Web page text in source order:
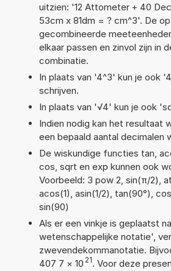
uitzien: '12 Attometer + 40
53cm x 81dm = ? cm^3'. De
gecombineerde
elkaar passen en zinvol zijn in
combinatie.
In plaats van '4^3' kun je ook
schrijven.
In plaats van '√4' kun je ook
Indien nodig kan het resultaat
een bepaald aantal decimalen
De wiskundige functies tan,
cos, sqrt en exp kunnen ook
Voorbeeld: 3 pow 2, sin(π/2),
acos(1), asin(1/2), tan(90°),
sin(90)
Als er een vinkje is geplaatst
wetenschappelijke notatie',
zwevendekommanotatie.
407 7 × 10 21. Voor deze